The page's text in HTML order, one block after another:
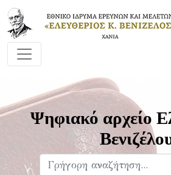
Ψηφιακό αρχείο